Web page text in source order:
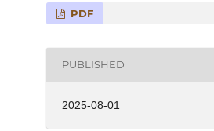
PDF
PUBLISHED
2025-08-01